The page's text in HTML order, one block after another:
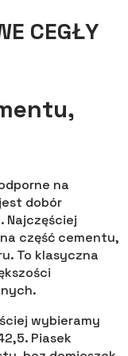
CEGŁY
na
dobór
Najczęściej
część cementu,
To klasyczna
wybieramy
Piasek